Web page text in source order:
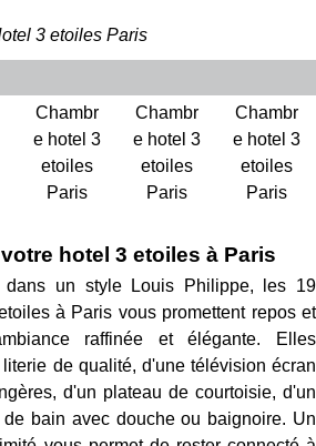
3 etoiles Paris
Chambr
e hotel 3
etoiles
Paris
Chambr
e hotel 3
etoiles
Paris
Chambr
e hotel 3
etoiles
Paris
hotel 3 etoiles à Paris
dans un style Louis Philippe, les 19
à Paris vous promettent repos et
raffinée et élégante. Elles
de qualité, d'une télévision écran
d'un plateau de courtoisie, d'un
bain avec douche ou baignoire. Un